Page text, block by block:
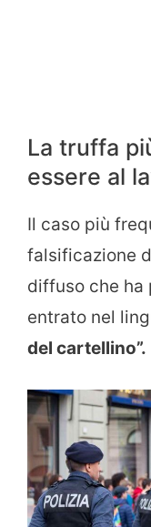
La truffa
essere al
Il caso più
falsificazione
diffuso che ha
entrato nel
del cartellino”.